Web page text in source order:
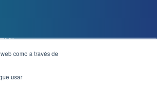
como a través de
usar